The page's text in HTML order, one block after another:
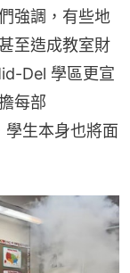
強調，有些地
至造成教室財
Del 學區更宣
每部
生本身也將面